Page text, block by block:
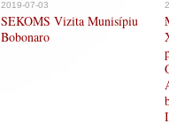
2019-07-03
SEKOMS Vizita Munisípiu
Bobonaro